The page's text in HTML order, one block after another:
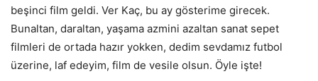
beşinci film geldi. Ver Kaç, bu ay gösterime girecek.
Bunaltan, daraltan, yaşama azmini azaltan sanat sepet
filmleri de ortada hazır yokken, dedim sevdamız futbol
üzerine, laf edeyim, film de vesile olsun. Öyle işte!